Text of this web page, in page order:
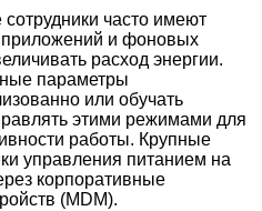
часто имеют
и фоновых
расход энергии.
параметры
или обучать
этими режимами для
работы. Крупные
управления питанием на
корпоративные
(MDM).